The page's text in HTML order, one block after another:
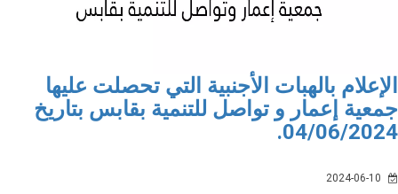
بالهبات الأجنبية التي تحصلت عليها
إعمار و تواصل للتنمية بقابس بتاريخ
04/06/
2024-06-10